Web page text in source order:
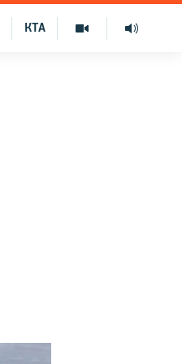
КТА